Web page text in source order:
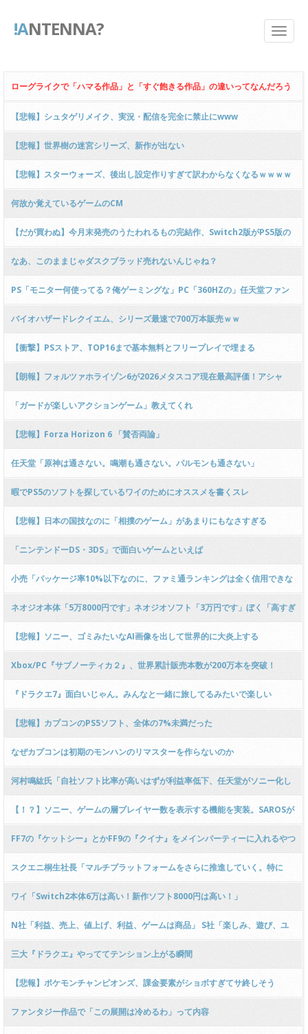
!ANTENNA?
ローグライクで「ハマる作品」と「すぐ飽きる作品」の違いってなんだろう
【悲報】シュタゲリメイク、実況・配信を完全に禁止にwww
【悲報】世界樹の迷宮シリーズ、新作が出ない
【悲報】スターウォーズ、後出し設定作りすぎて訳わからなくなるｗｗｗｗ
ｗｗｗ
何故か覚えているゲームのCM
【だが買わぬ】今月末発売のうたわれるもの完結作、Switch2版がPS5版の
25%しか予約が入らず大敗！
なあ、このままじゃダスクブラッド売れないんじゃね？
PS「モニター何使ってる？俺ゲーミングな」PC「360HZの」任天堂ファン
「無い」PS&PC＆Xbox「え……」
バイオハザードレクイエム、シリーズ最速で700万本販売ｗｗ
【衝撃】PSストア、TOP16まで基本無料とフリープレイで埋まる
【朗報】フォルツァホライゾン6が2026メタスコア現在最高評価！アシャ
「最高よ！」
「ガードが楽しいアクションゲーム」教えてくれ
【悲報】Forza Horizon 6 「賛否両論」
任天堂「原神は通さない。鳴潮も通さない。パルモンも通さない」
暇でPS5のソフトを探しているワイのためにオススメを書くスレ
【悲報】日本の国技なのに「相撲のゲーム」があまりにもなさすぎる
「ニンテンドーDS・3DS」で面白いゲームといえば
小売「パッケージ率10%以下なのに、ファミ通ランキングは全く信用できな
い」
ネオジオ本体「5万8000円です」ネオジオソフト「3万円です」ぼく「高すぎ
るお…」
【悲報】ソニー、ゴミみたいなAI画像を出して世界的に大炎上する
Xbox/PC『サブノーティカ２』、世界累計販売本数が200万本を突破！
『ドラクエ7』面白いじゃん。みんなと一緒に旅してるみたいで楽しい
【悲報】カプコンのPS5ソフト、全体の7%未満だった
なぜカプコンは初期のモンハンのリマスターを作らないのか
河村鳴紘氏「自社ソフト比率が高いはずが利益率低下、任天堂がソニー化し
ている」
【！？】ソニー、ゲームの層プレイヤー数を表示する機能を実装。SAROSが
誰もやってないことが発覚ｗｗｗ
FF7の『ケットシー』とかFF9の『クイナ』をメインパーティーに入れるやつ
スクエニ桐生社長「マルチプラットフォームをさらに推進していく。特に
Switch2について」
ワイ「Switch2本体6万は高い！新作ソフト8000円は高い！」
N社「利益、売上、値上げ、利益、ゲームは商品」 S社「楽しみ、遊び、ユ
ーザー目線、共有」
三大『ドラクエ』やっててテンション上がる瞬間
【悲報】ポケモンチャンピオンズ、課金要素がショボすぎてサ終しそう
ファンタジー作品で「この展開は冷めるわ」って内容